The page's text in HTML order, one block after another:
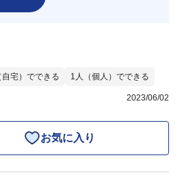
自宅）でできる 1人（個人）でできる
2023/06/02
お気に入り